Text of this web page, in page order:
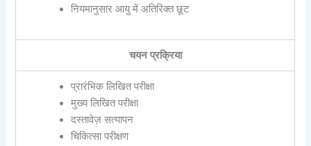
नियमानुसार आयु में अतिरिक्त छूट
चयन प्रक्रिया
प्रारंभिक लिखित परीक्षा
मुख्य लिखित परीक्षा
दस्तावेज़ सत्यापन
चिकित्सा परीक्षण